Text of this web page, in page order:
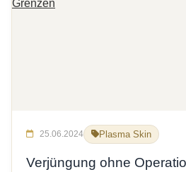
25.06.2024 Plasma Skin
Verjüngung ohne